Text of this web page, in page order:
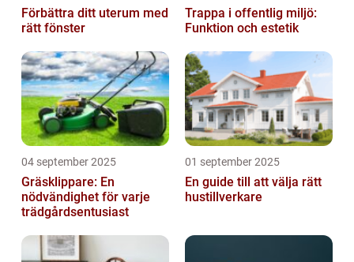
Förbättra ditt uterum med
rätt fönster
Trappa i offentlig miljö:
Funktion och estetik
04 september 2025
Gräsklippare: En
nödvändighet för varje
trädgårdsentusiast
01 september 2025
En guide till att välja rätt
hustillverkare